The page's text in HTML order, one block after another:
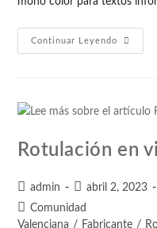
Continuar Leyendo
Rotulación en
admin
abril 2, 2023
Comunidad
Valenciana / Fabricante /